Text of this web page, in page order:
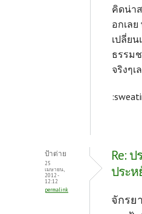
คิดน่า
อกเล
เปลี่ย
ธรรม
จริงๆเ
ป้าต่าย
25
เมษายน,
2012 -
12:12
permalink
Re:
ประห
จักรย